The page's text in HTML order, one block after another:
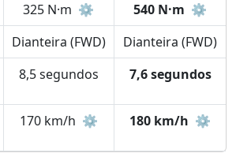
325 N·m ⚙️ 540 N·m ⚙️
Dianteira (FWD) Dianteira (FWD)
8,5 segundos 7,6 segundos
170 km/h ⚙️ 180 km/h ⚙️